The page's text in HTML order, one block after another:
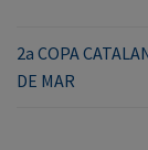
2a COPA
DE MAR